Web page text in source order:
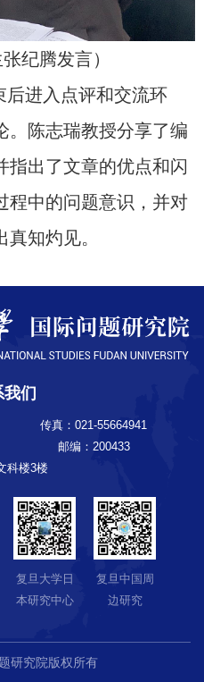
张纪腾发言）
后进入点评和交流环
。陈志瑞教授分享了编
指出了文章的优点和闪
程中的问题意识，并对
知灼见。
们
传真：021-55664941
邮编：200433
科楼3楼
复旦大学日
本研究中心
复旦中国周
边研究
研究院版权所有